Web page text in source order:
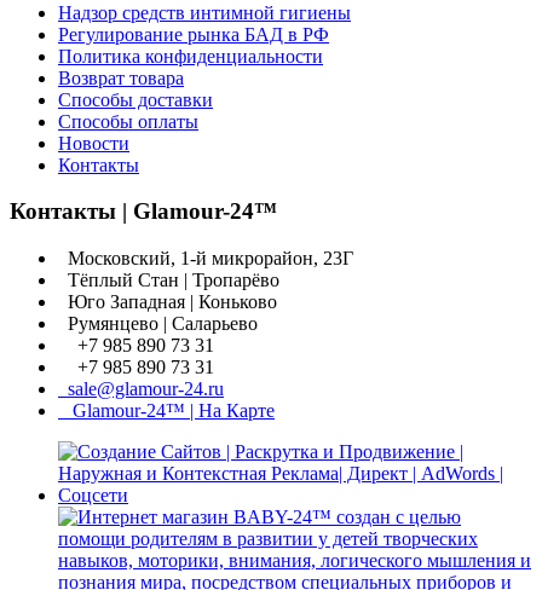
Надзор средств интимной гигиены
Регулирование рынка БАД в РФ
Политика конфиденциальности
Возврат товара
Способы доставки
Способы оплаты
Новости
Контакты
Контакты | Glamour-24™
Московский, 1-й микрорайон, 23Г
Тёплый Стан | Тропарёво
Юго Западная | Коньково
Румянцево | Саларьево
+7 985 890 73 31
+7 985 890 73 31
sale@glamour-24.ru
Glamour-24™ | На Карте